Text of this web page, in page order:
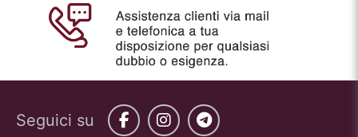
Seguici su Facebook
Instagram
Telegram